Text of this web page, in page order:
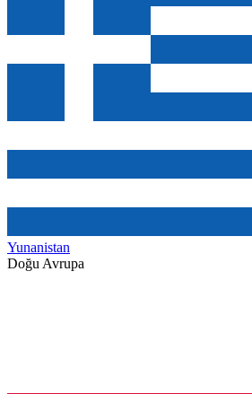
Yunanistan
Doğu Avrupa